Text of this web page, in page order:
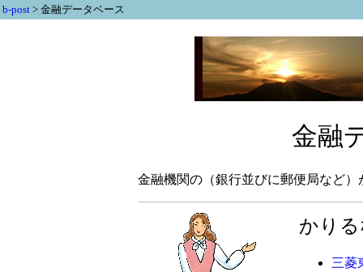
b-post > 金融データベース
金融
金融機関の（銀行並びに郵便局など
かり
三菱